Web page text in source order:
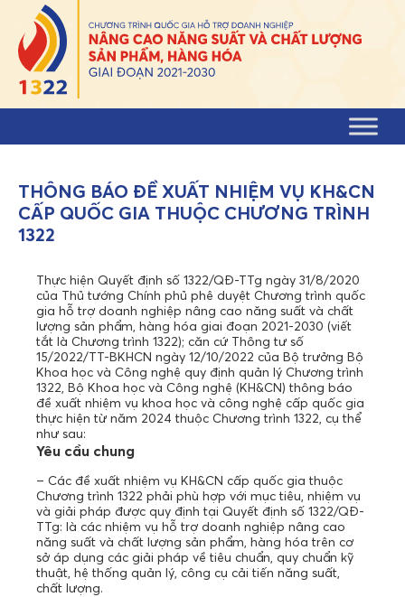
Skip to content
THÔNG BÁO ĐỀ XUẤT NHIỆM VỤ KH&CN
CẤP QUỐC GIA THUỘC CHƯƠNG TRÌNH
1322
Thực hiện Quyết định số 1322/QĐ-TTg ngày 31/8/2020
của Thủ tướng Chính phủ phê duyệt Chương trình quốc
gia hỗ trợ doanh nghiệp nâng cao năng suất và chất
lượng sản phẩm, hàng hóa giai đoạn 2021-2030 (viết
tắt là Chương trình 1322); căn cứ Thông tư số
15/2022/TT-BKHCN ngày 12/10/2022 của Bộ trưởng Bộ
Khoa học và Công nghệ quy định quản lý Chương trình
1322, Bộ Khoa học và Công nghệ (KH&CN) thông báo
đề xuất nhiệm vụ khoa học và công nghệ cấp quốc gia
thực hiện từ năm 2024 thuộc Chương trình 1322, cụ thể
như sau:
Yêu cầu chung
– Các đề xuất nhiệm vụ KH&CN cấp quốc gia thuộc
Chương trình 1322 phải phù hợp với mục tiêu, nhiệm vụ
và giải pháp được quy định tại Quyết định số 1322/QĐ-
TTg: là các nhiệm vụ hỗ trợ doanh nghiệp nâng cao
năng suất và chất lượng sản phẩm, hàng hóa trên cơ
sở áp dụng các giải pháp về tiêu chuẩn, quy chuẩn kỹ
thuật, hệ thống quản lý, công cụ cải tiến năng suất,
chất lượng.